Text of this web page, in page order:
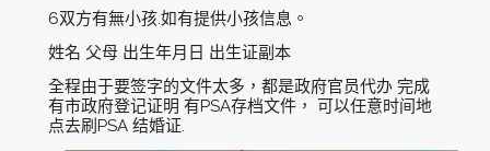
6双方有無小孩.如有提供小孩信息。
姓名 父母 出生年月日 出生证副本
全程由于要签字的文件太多，都是政府官员代办 完成
有市政府登记证明 有PSA存档文件， 可以任意时间地
点去刷PSA 结婚证.